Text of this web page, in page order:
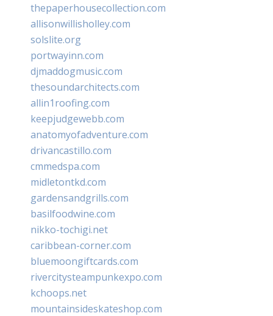
thepaperhousecollection.com
allisonwillisholley.com
solslite.org
portwayinn.com
djmaddogmusic.com
thesoundarchitects.com
allin1roofing.com
keepjudgewebb.com
anatomyofadventure.com
drivancastillo.com
cmmedspa.com
midletontkd.com
gardensandgrills.com
basilfoodwine.com
nikko-tochigi.net
caribbean-corner.com
bluemoongiftcards.com
rivercitysteampunkexpo.com
kchoops.net
mountainsideskateshop.com